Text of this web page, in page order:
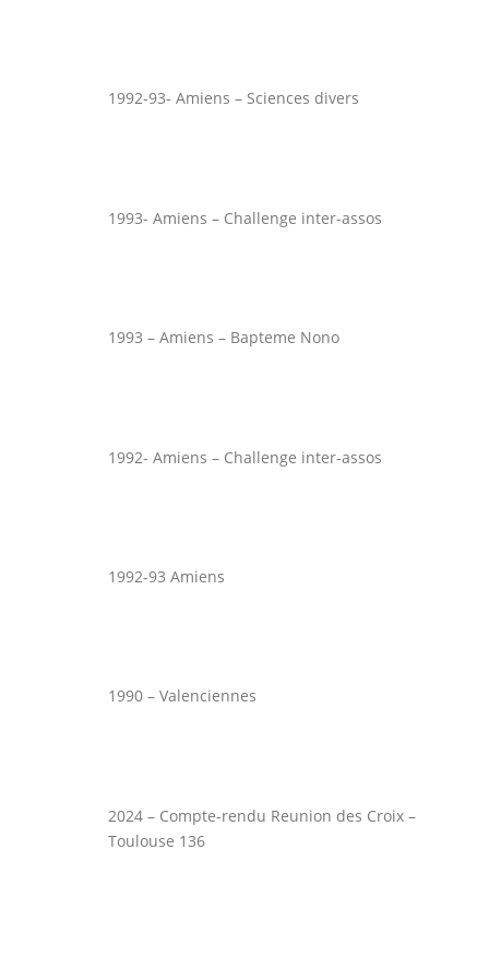
1992-93- Amiens – Sciences divers
1993- Amiens – Challenge inter-assos
1993 – Amiens – Bapteme Nono
1992- Amiens – Challenge inter-assos
1992-93 Amiens
1990 – Valenciennes
2024 – Compte-rendu Reunion des Croix –
Toulouse 136